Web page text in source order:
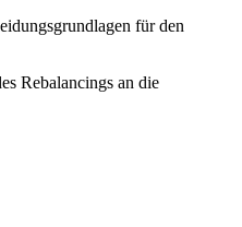
für den
Rebalancings an die